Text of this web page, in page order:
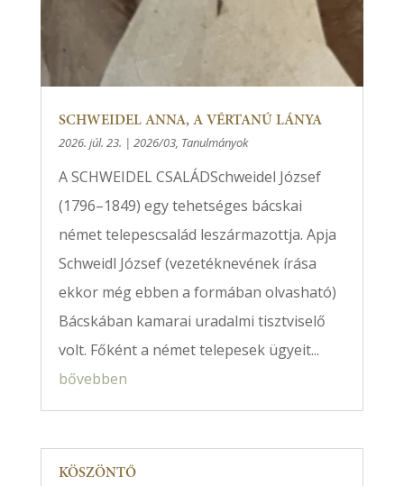
SCHWEIDEL ANNA, A VÉRTANÚ LÁNYA
2026. júl. 23. | 2026/03, Tanulmányok
A SCHWEIDEL CSALÁDSchweidel József
(1796–1849) egy tehetséges bácskai
német telepescsalád leszármazottja. Apja
Schweidl József (vezetéknevének írása
ekkor még ebben a formában olvasható)
Bácskában kamarai uradalmi tisztviselő
volt. Főként a német telepesek ügyeit...
bővebben
KÖSZÖNTŐ